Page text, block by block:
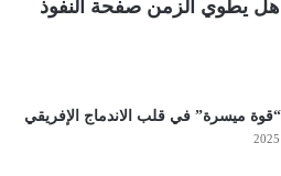
يطوي الزمن صفحة النفوذ
“قوة ميسرة” في قلب الاندماج الإفريقي